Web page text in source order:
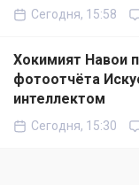
Сегодня, 15:58
Хокимият Навои
фотоотчёта
интеллектом
Сегодня, 15:30